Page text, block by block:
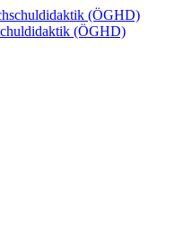
(ÖGHD)